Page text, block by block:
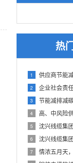
热
1 供应商节能
2 企业社会责
3 节能减排减
4 高、中风险供应商审
5 沈兴线缆集团组织开展7月
6 沈兴线缆集团 “迎七
7 情浓五月天